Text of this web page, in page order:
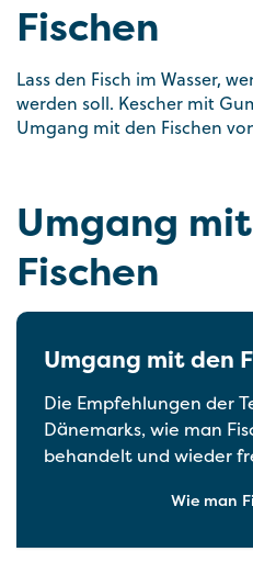
Fischen
Lass den Fisch im Wasser,
werden soll. Kescher mit
Umgang mit den Fischen
Umgang
Fischen
Umgang mit den
Die Empfehlungen der
Dänemarks, wie man
behandelt und wieder
Wie man